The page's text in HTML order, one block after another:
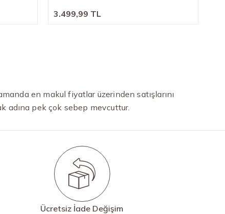
3.499,99 TL
en makul fiyatlar üzerinden satışlarını
adına pek çok sebep mevcuttur.
Ücretsiz İade Değişim